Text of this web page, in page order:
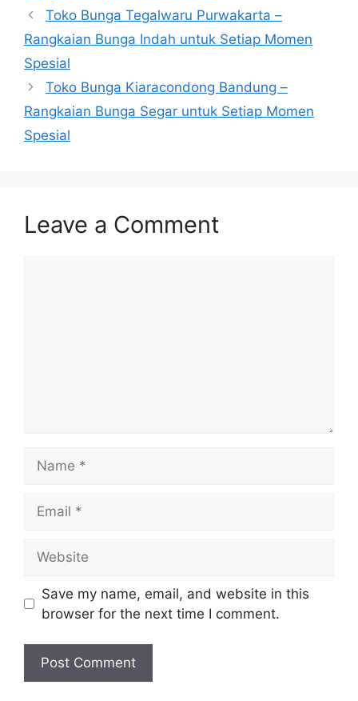
Toko Bunga Tegalwaru Purwakarta –
Rangkaian Bunga Indah untuk Setiap Momen
Spesial
Toko Bunga Kiaracondong Bandung –
Rangkaian Bunga Segar untuk Setiap Momen
Spesial
Leave a Comment
Save my name, email, and website in this
browser for the next time I comment.